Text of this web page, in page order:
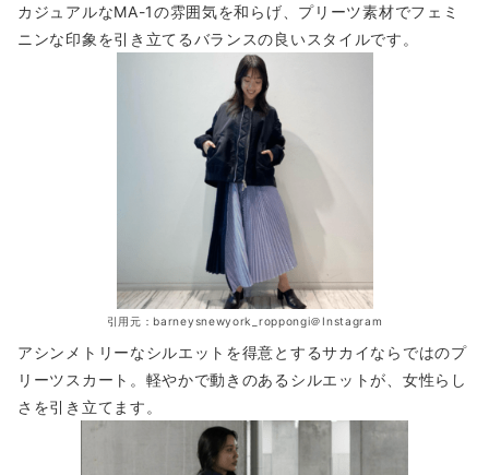
カジュアルなMA-1の雰囲気を和らげ、プリーツ素材でフェミ
ニンな印象を引き立てるバランスの良いスタイルです。
引用元：barneysnewyork_roppongi＠Instagram
アシンメトリーなシルエットを得意とするサカイならではのプ
リーツスカート。軽やかで動きのあるシルエットが、女性らし
さを引き立てます。